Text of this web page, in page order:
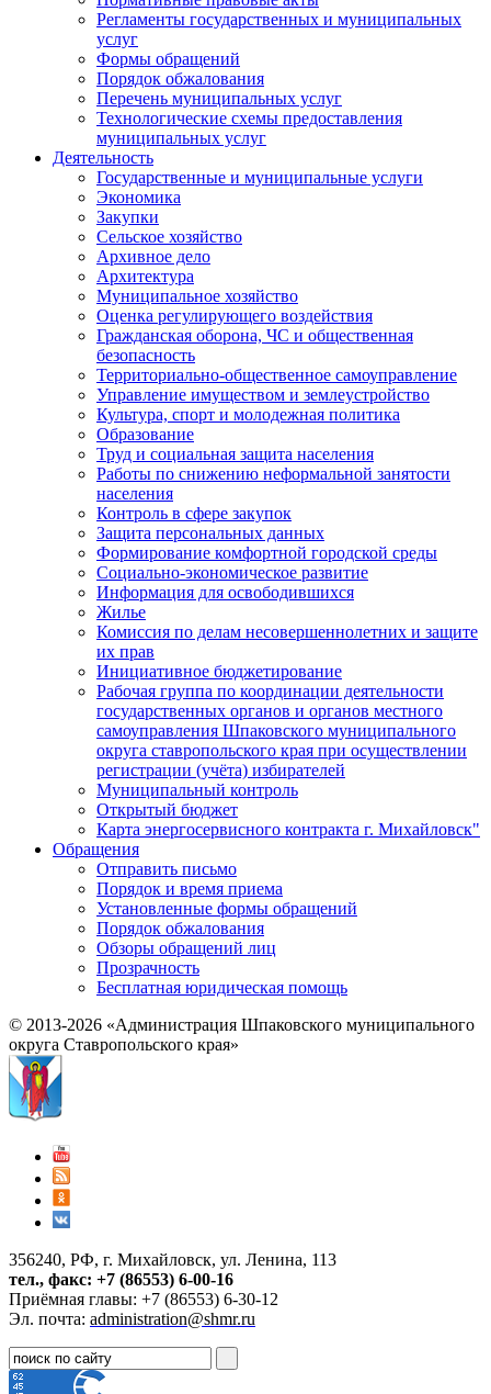
Регламенты государственных и муниципальных
услуг
Формы обращений
Порядок обжалования
Перечень муниципальных услуг
Технологические схемы предоставления
муниципальных услуг
Деятельность
Государственные и муниципальные услуги
Экономика
Закупки
Сельское хозяйство
Архивное дело
Архитектура
Муниципальное хозяйство
Оценка регулирующего воздействия
Гражданская оборона, ЧС и общественная
безопасность
Территориально-общественное самоуправление
Управление имуществом и землеустройство
Культура, спорт и молодежная политика
Образование
Труд и социальная защита населения
Работы по снижению неформальной занятости
населения
Контроль в сфере закупок
Защита персональных данных
Формирование комфортной городской среды
Социально-экономическое развитие
Информация для освободившихся
Жилье
Комиссия по делам несовершеннолетних и защите
их прав
Инициативное бюджетирование
Рабочая группа по координации деятельности
государственных органов и органов местного
самоуправления Шпаковского муниципального
округа ставропольского края при осуществлении
регистрации (учёта) избирателей
Муниципальный контроль
Открытый бюджет
Карта энергосервисного контракта г. Михайловск"
Обращения
Отправить письмо
Порядок и время приема
Установленные формы обращений
Порядок обжалования
Обзоры обращений лиц
Прозрачность
Бесплатная юридическая помощь
© 2013-2026 «Администрация Шпаковского муниципального
округа Ставропольского края»
356240, РФ, г. Михайловск, ул. Ленина, 113
тел., факс: +7 (86553) 6-00-16
Приёмная главы: +7 (86553) 6-30-12
Эл. почта: administration@shmr.ru